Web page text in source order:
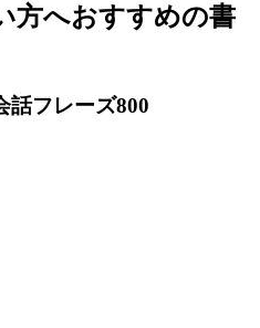
方へおすすめの書
話フレーズ800